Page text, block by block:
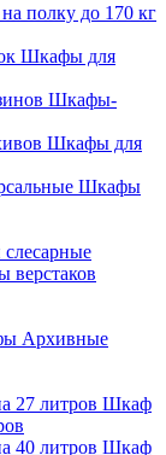
полку до 170 кг
Шкафы для
Шкафы-
Шкафы для
Шкафы
слесарные
верстаков
Архивные
Шкаф
Шкаф